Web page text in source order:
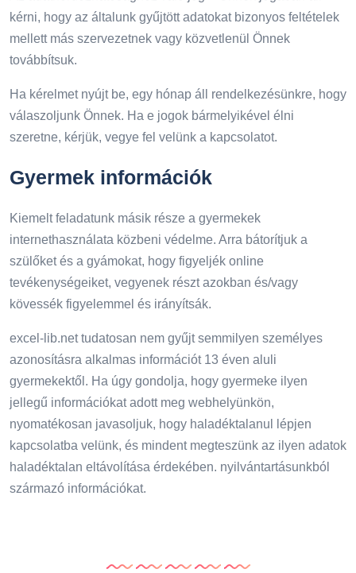
kérni, hogy az általunk gyűjtött adatokat bizonyos feltételek
mellett más szervezetnek vagy közvetlenül Önnek
továbbítsuk.
Ha kérelmet nyújt be, egy hónap áll rendelkezésünkre, hogy
válaszoljunk Önnek. Ha e jogok bármelyikével élni
szeretne, kérjük, vegye fel velünk a kapcsolatot.
Gyermek információk
Kiemelt feladatunk másik része a gyermekek
internethasználata közbeni védelme. Arra bátorítjuk a
szülőket és a gyámokat, hogy figyeljék online
tevékenységeiket, vegyenek részt azokban és/vagy
kövessék figyelemmel és irányítsák.
excel-lib.net tudatosan nem gyűjt semmilyen személyes
azonosításra alkalmas információt 13 éven aluli
gyermekektől. Ha úgy gondolja, hogy gyermeke ilyen
jellegű információkat adott meg webhelyünkön,
nyomatékosan javasoljuk, hogy haladéktalanul lépjen
kapcsolatba velünk, és mindent megteszünk az ilyen adatok
haladéktalan eltávolítása érdekében. nyilvántartásunkból
származó információkat.